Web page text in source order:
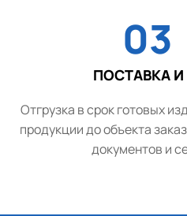
03
ПОСТАВКА И
Отгрузка в срок готовых
продукции до объекта
документов и